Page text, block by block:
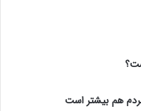
مردم هم بیشتر است